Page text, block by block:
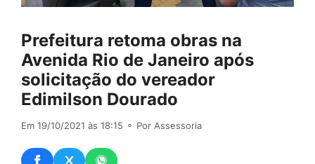
Prefeitura retoma obras na
Avenida Rio de Janeiro após
solicitação do vereador
Edimilson Dourado
Em 19/10/2021 às 18:15 ⚬ Por Assessoria